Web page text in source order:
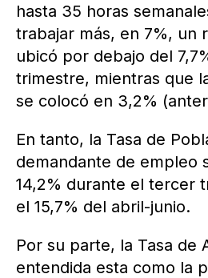
hasta 35 horas
trabajar más, en 7%, un
ubicó por debajo del
trimestre, mientras que
se colocó en 3,2%
En tanto, la Tasa de
demandante de empleo
14,2% durante el tercer
el 15,7% del abril-junio.
Por su parte, la Tasa de
entendida esta como la